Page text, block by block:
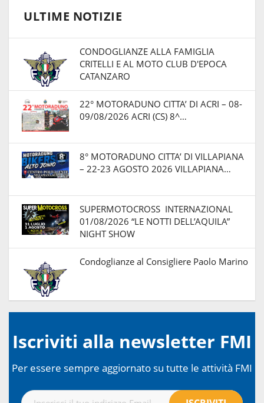
ULTIME NOTIZIE
CONDOGLIANZE ALLA FAMIGLIA
CRITELLI E AL MOTO CLUB D'EPOCA
CATANZARO
22° MOTORADUNO CITTA’ DI ACRI – 08-
09/08/2026 ACRI (CS) 8^…
8° MOTORADUNO CITTA’ DI VILLAPIANA
– 22-23 AGOSTO 2026 VILLAPIANA…
SUPERMOTOCROSS INTERNAZIONAL
01/08/2026 “LE NOTTI DELL’AQUILA”
NIGHT SHOW
Condoglianze al Consigliere Paolo Marino
Iscriviti alla newsletter FMI
Per essere sempre aggiornato su tutte le attività FMI